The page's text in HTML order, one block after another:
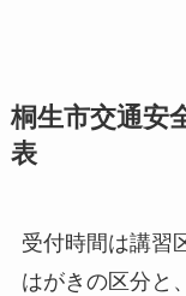
桐生市交通安
表
受付時間は講習
はがきの区分と